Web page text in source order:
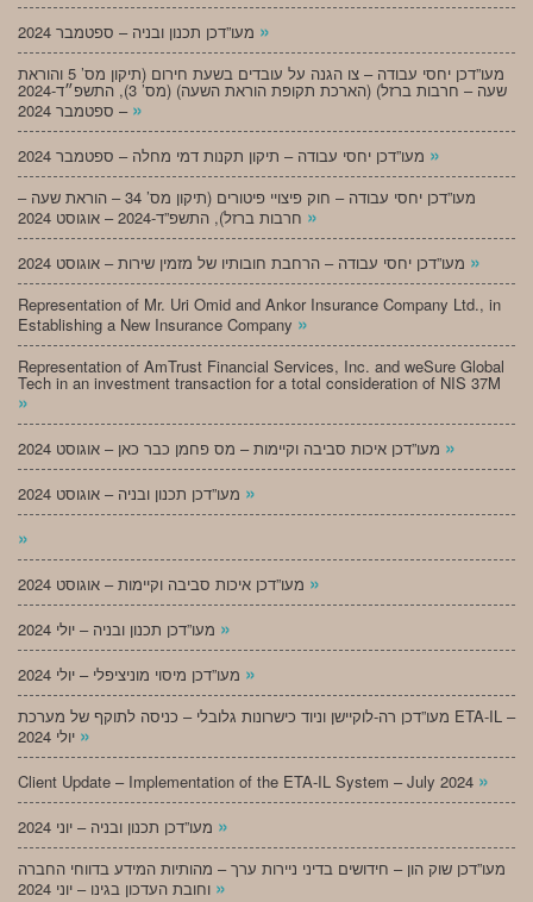
»
מעו”דכן יחסי עבודה – צו הגנה על עובדים בשעת חירום (תיקון מס’ 5 והוראת
שעה – חרבות ברזל) (הארכת תקופת הוראת השעה) (מס’ 3), התשפ״ד-2024
– ספטמבר 2024 »
»
מעו”דכן יחסי עבודה – חוק פיצויי פיטורים (תיקון מס’ 34 – הוראת שעה –
»
»
Representation of Mr. Uri Omid and Ankor Insurance Company Ltd., in
Establishing a New Insurance Company »
Representation of AmTrust Financial Services, Inc. and weSure Global
Tech in an investment transaction for a total consideration of NIS 37M
»
»
»
»
»
»
»
מעו”דכן רה-לוקיישן וניוד כישרונות גלובלי – כניסה לתוקף של מערכת ETA-IL –
»
Client Update – Implementation of the ETA-IL System – July 2024 »
»
מעו”דכן שוק הון – חידושים בדיני ניירות ערך – מהותיות המידע בדווחי החברה
»